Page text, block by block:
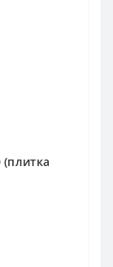
(плитка